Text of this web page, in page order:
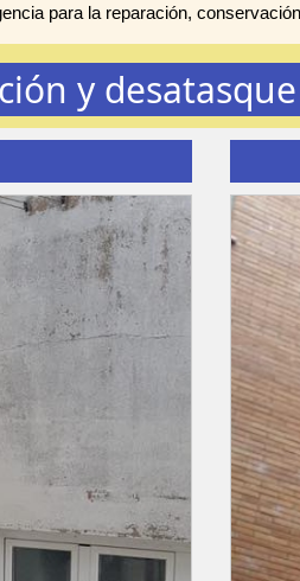
para la reparación,
y